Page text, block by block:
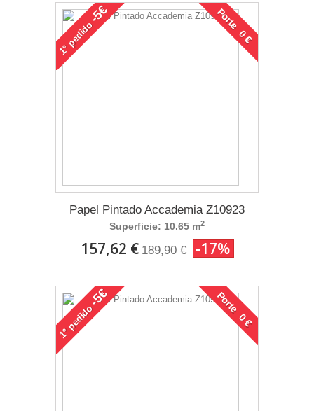
1°
pedido
-5€ Porte 0 €
Papel Pintado Accademia Z10923
Superficie: 10.65 m2
157,62 € 189,90 € -17%
1°
pedido
-5€ Porte 0 €